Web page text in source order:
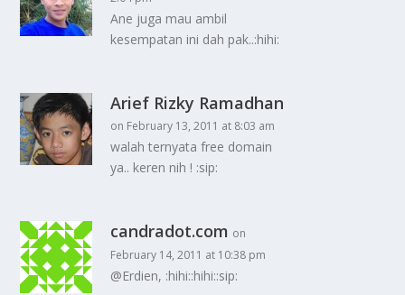
Ane juga mau ambil
kesempatan ini dah pak..:hihi:
Arief Rizky Ramadhan
on February 13, 2011 at 8:03 am
walah ternyata free domain
ya.. keren nih ! :sip:
candradot.com on
February 14, 2011 at 10:38 pm
@Erdien, :hihi::hihi::sip: